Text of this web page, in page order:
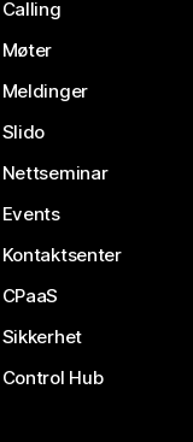
Calling
Møter
Meldinger
Slido
Nettseminar
Events
Kontaktsenter
CPaaS
Sikkerhet
Control Hub